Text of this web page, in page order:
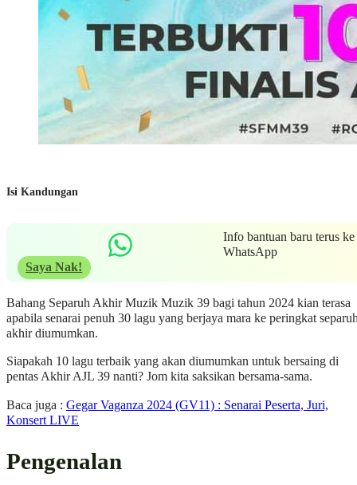
Isi Kandungan
Info bantuan baru terus ke
WhatsApp
Saya Nak!
Bahang Separuh Akhir Muzik Muzik 39 bagi tahun 2024 kian terasa
apabila senarai penuh 30 lagu yang berjaya mara ke peringkat
akhir diumumkan.
Siapakah 10 lagu terbaik yang akan diumumkan untuk bersaing di
pentas Akhir AJL 39 nanti? Jom kita saksikan bersama-sama.
Baca juga : Gegar Vaganza 2024 (GV11) : Senarai Peserta, Juri,
Konsert LIVE
Pengenalan